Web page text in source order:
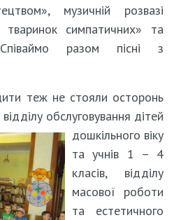
музичній розвазі
симпатичних» та
разом пісні з
теж не стояли осторонь
обслуговування дітей
дошкільного віку
та учнів 1 – 4
класів, відділу
масової роботи
та естетичного